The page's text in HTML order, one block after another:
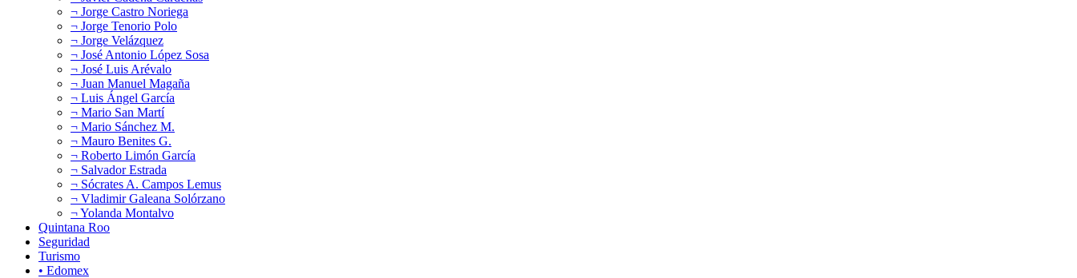
¬ Jorge Castro Noriega
¬ Jorge Tenorio Polo
¬ Jorge Velázquez
¬ José Antonio López Sosa
¬ José Luis Arévalo
¬ Juan Manuel Magaña
¬ Luis Ángel García
¬ Mario San Martí
¬ Mario Sánchez M.
¬ Mauro Benites G.
¬ Roberto Limón García
¬ Salvador Estrada
¬ Sócrates A. Campos Lemus
¬ Vladimir Galeana Solórzano
¬ Yolanda Montalvo
Quintana Roo
Seguridad
Turismo
• Edomex